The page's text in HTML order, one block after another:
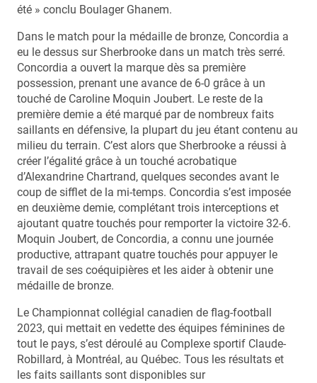
été » conclu Boulager Ghanem.
Dans le match pour la médaille de bronze, Concordia a
eu le dessus sur Sherbrooke dans un match très serré.
Concordia a ouvert la marque dès sa première
possession, prenant une avance de 6-0 grâce à un
touché de Caroline Moquin Joubert. Le reste de la
première demie a été marqué par de nombreux faits
saillants en défensive, la plupart du jeu étant contenu au
milieu du terrain. C’est alors que Sherbrooke a réussi à
créer l’égalité grâce à un touché acrobatique
d’Alexandrine Chartrand, quelques secondes avant le
coup de sifflet de la mi-temps. Concordia s’est imposée
en deuxième demie, complétant trois interceptions et
ajoutant quatre touchés pour remporter la victoire 32-6.
Moquin Joubert, de Concordia, a connu une journée
productive, attrapant quatre touchés pour appuyer le
travail de ses coéquipières et les aider à obtenir une
médaille de bronze.
Le Championnat collégial canadien de flag-football
2023, qui mettait en vedette des équipes féminines de
tout le pays, s’est déroulé au Complexe sportif Claude-
Robillard, à Montréal, au Québec. Tous les résultats et
les faits saillants sont disponibles sur